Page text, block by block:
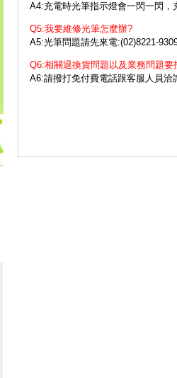
A4:充電時光筆指示燈會一閃一閃
Q5:我要維修光筆怎麼辦?
A5:光筆問題請先來電:(02)8221-
Q6:相關退換貨問題以及業務問題要
A6:請撥打免付費電話跟客服人員洽